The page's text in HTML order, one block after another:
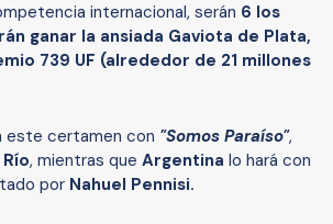
internacional, serán 6 los
ganar la ansiada Gaviota de Plata,
739 UF (alrededor de 21 millones
este certamen con "Somos Paraíso",
, mientras que Argentina lo hará con
por Nahuel Pennisi.